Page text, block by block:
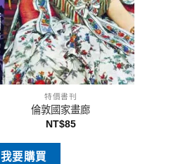
特價書刊
倫敦國家畫廊
NT$85
我要購買